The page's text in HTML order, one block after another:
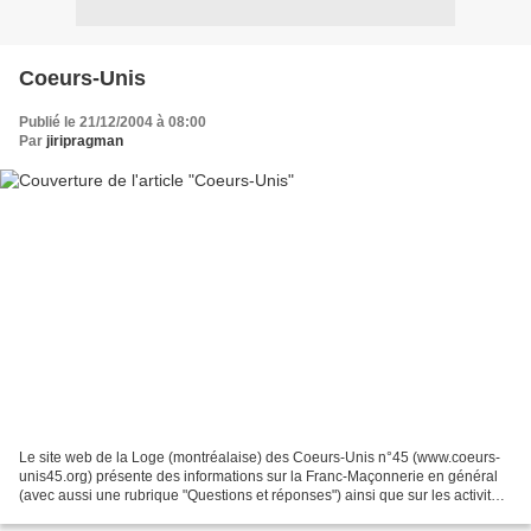
Coeurs-Unis
Publié le 21/12/2004 à 08:00
Par jiripragman
Le site web de la Loge (montréalaise) des Coeurs-Unis n°45 (www.coeurs-
unis45.org) présente des informations sur la Franc-Maçonnerie en général
(avec aussi une rubrique "Questions et réponses") ainsi que sur les activités